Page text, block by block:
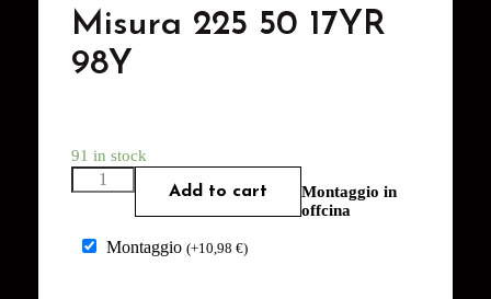
Misura 225 50 17YR
98Y
91 in stock
Add to cart
Montaggio in
offcina
Montaggio (+10,98 €)